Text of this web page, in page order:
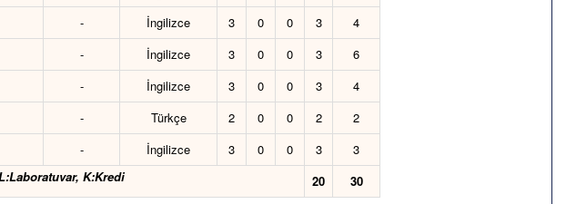
- İngilizce 3 0 0 3
4
- İngilizce 3 0 0 3
6
- İngilizce 3 0 0 3
4
- Türkçe 2 0 0 2
2
- İngilizce 3 0 0 3
3
K:Kredi
20 30